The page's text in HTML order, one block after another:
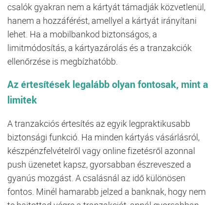
csalók gyakran nem a kártyát támadják közvetlenül,
hanem a hozzáférést, amellyel a kártyát irányítani
lehet. Ha a mobilbankod biztonságos, a
limitmódosítás, a kártyazárolás és a tranzakciók
ellenőrzése is megbízhatóbb.
Az értesítések legalább olyan fontosak, mint a
limitek
A tranzakciós értesítés az egyik legpraktikusabb
biztonsági funkció. Ha minden kártyás vásárlásról,
készpénzfelvételről vagy online fizetésről azonnal
push üzenetet kapsz, gyorsabban észreveszed a
gyanús mozgást. A csalásnál az idő különösen
fontos. Minél hamarabb jelzed a banknak, hogy nem